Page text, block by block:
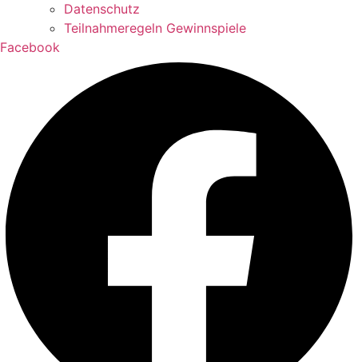
Datenschutz
Teilnahmeregeln Gewinnspiele
Facebook